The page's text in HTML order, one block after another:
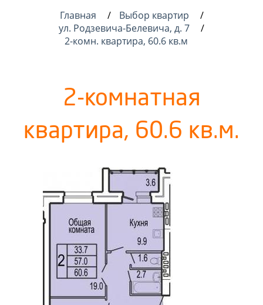
Главная
Выбор квартир
ул. Родзевича-Белевича, д. 7
2-комн. квартира, 60.6 кв.м
2-комнатная
квартира, 60.6 кв.м.